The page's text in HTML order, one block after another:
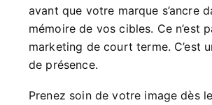
avant que votre marque s’ancre
mémoire de vos cibles. Ce n’est
marketing de court terme. C’est
de présence.
Prenez soin de votre image dès